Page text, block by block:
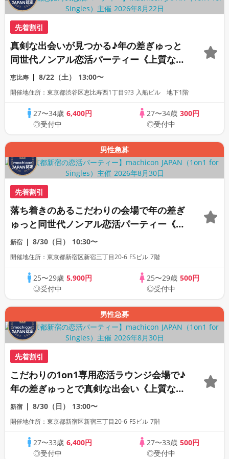
先着割引
真剣な出会いが見つかる♪年の差ぎゅっと
同世代ノンアル恋活パーティー《上質な1
対1相席専用会場》《全席半個室》《飲み
放題付き》《machicon JAPAN主催》
恵比寿 8/22（土） 13:00〜
開催地住所：東京都渋谷区恵比寿西1丁目9?3 入船ビル 地下1階
27〜34歳6,400円
◎受付中
27〜34歳 300円
◎受付中
男性急募
先着割引
落ち着きのあるこだわりの会場で年の差ぎ
ゅっと同世代ノンアル恋活パーティー《30
名限定》《machicon JAPAN主催》《全
席半個室の1対1相席形式》
新宿 8/30（日） 10:30〜
開催地住所：東京都新宿区新宿三丁目20-6 FSビル 7階
25〜29歳5,900円
◎受付中
25〜29歳 500円
◎受付中
男性急募
先着割引
こだわりの1on1専用恋活ラウンジ会場で♪
年の差ぎゅっとで真剣な出会い《上質な1
対1相席専用会場》《全席半個室》《ドリ
ンク飲み放題付き》《machicon JAPAN
新宿 8/30（日） 13:00〜
開催地住所：東京都新宿区新宿三丁目20-6 FSビル 7階
27〜33歳6,400円
◎受付中
27〜33歳 500円
◎受付中